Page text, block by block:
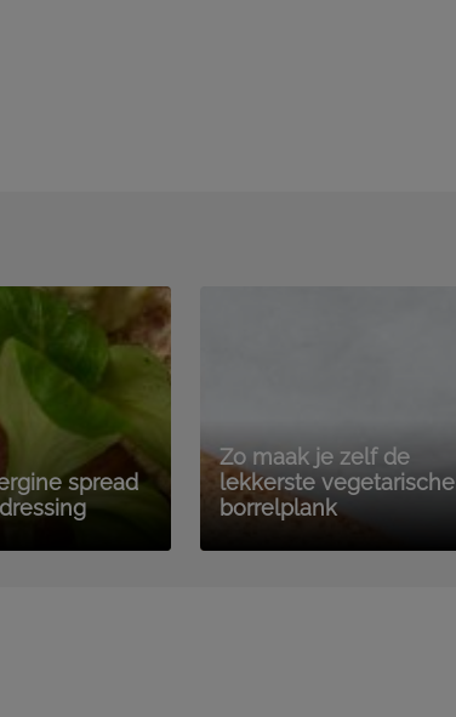
spread
Zo maak je zelf de
lekkerste vegetarische
borrelplank